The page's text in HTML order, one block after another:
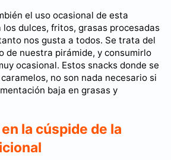
el uso ocasional de esta
los dulces, fritos, grasas procesadas
nos gusta a todos. Se trata del
de nuestra pirámide, y consumirlo
ocasional. Estos snacks donde se
no son nada necesario si
baja en grasas y
la cúspide de la